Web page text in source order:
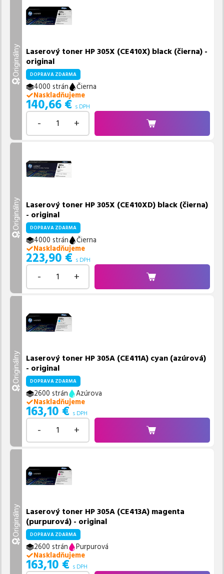
Originálny Laserový toner HP 305X (CE410X) black (čierna) -
original
DOPRAVA ZDARMA
4000 strán
Čierna
Naskladňujeme
140,66 € s DPH
- +
Originálny Laserový toner HP 305X (CE410XD) black (čierna)
- original
DOPRAVA ZDARMA
4000 strán
Čierna
Naskladňujeme
223,90 € s DPH
- +
Originálny Laserový toner HP 305A (CE411A) cyan (azúrová)
- original
DOPRAVA ZDARMA
2600 strán
Azúrova
Naskladňujeme
163,10 € s DPH
- +
Originálny Laserový toner HP 305A (CE413A) magenta
(purpurová) - original
DOPRAVA ZDARMA
2600 strán
Purpurová
Naskladňujeme
163,10 € s DPH